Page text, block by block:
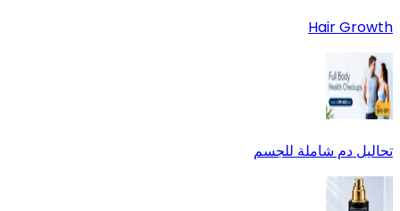
Hair Growth
تحاليل دم شاملة للجسم